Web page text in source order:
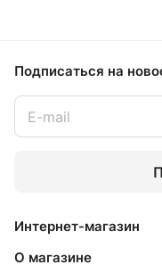
Подписаться на
Интернет-магазин
О магазине